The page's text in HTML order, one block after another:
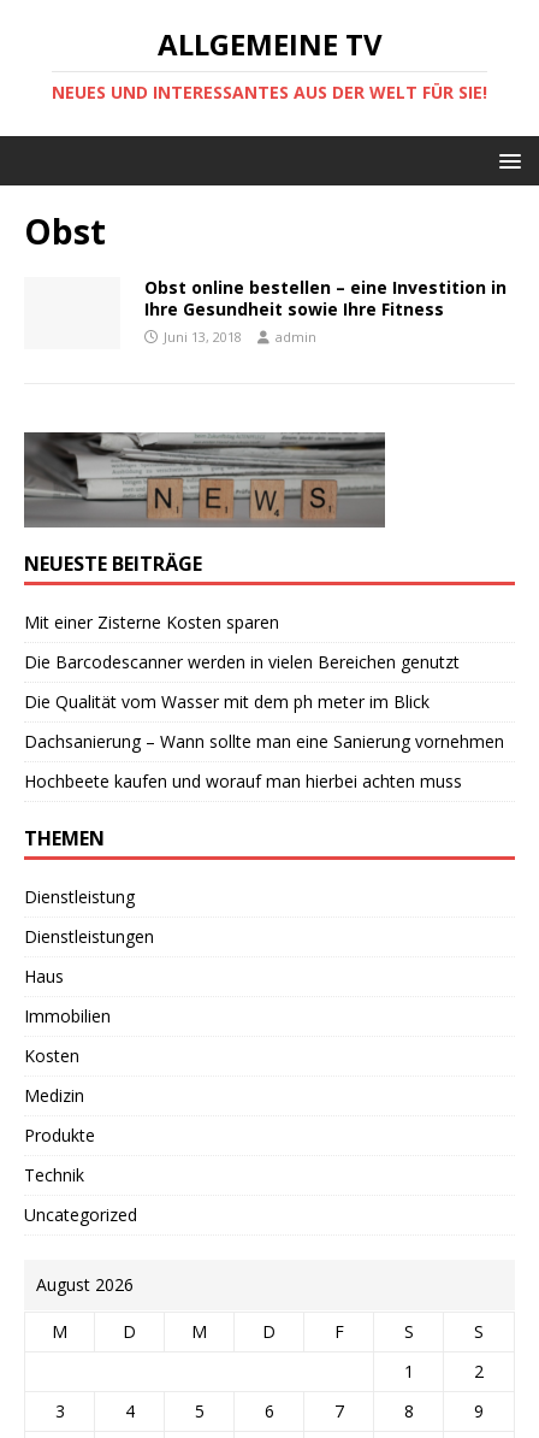
ALLGEMEINE TV
NEUES UND INTERESSANTES AUS DER WELT FÜR SIE!
Obst
Obst online bestellen – eine Investition in
Ihre Gesundheit sowie Ihre Fitness
Juni 13, 2018 admin
NEUESTE BEITRÄGE
Mit einer Zisterne Kosten sparen
Die Barcodescanner werden in vielen Bereichen genutzt
Die Qualität vom Wasser mit dem ph meter im Blick
Dachsanierung – Wann sollte man eine Sanierung vornehmen
Hochbeete kaufen und worauf man hierbei achten muss
THEMEN
Dienstleistung
Dienstleistungen
Haus
Immobilien
Kosten
Medizin
Produkte
Technik
Uncategorized
August 2026
M D M D F S
S
1
2
3
4 5 6 7 8
9